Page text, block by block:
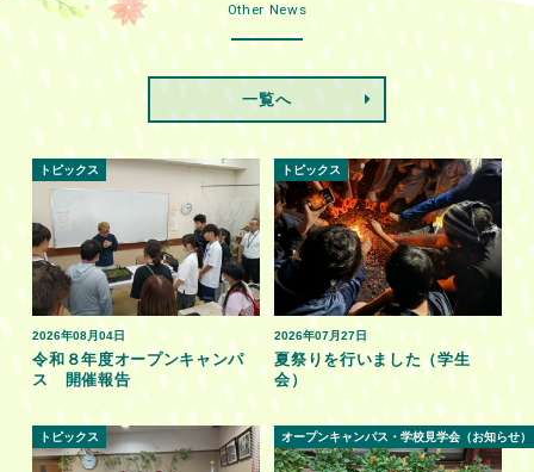
Other News
一覧へ
2026年08月04日
トピックス
令和８年度オープンキャンパ
ス 開催報告
2026年07月27日
トピックス
夏祭りを行いました（学生
会）
トピックス オープンキャンパス・学校見学会（お知らせ）